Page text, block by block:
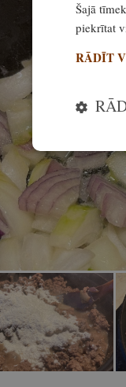
Šajā
piekrītat
RĀDĪT